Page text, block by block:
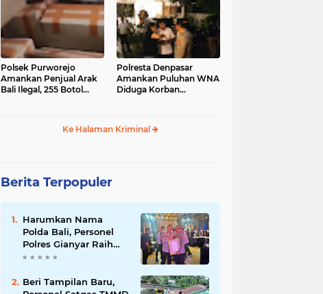
Polsek Purworejo
Amankan Penjual Arak
Bali Ilegal, 255 Botol
Polresta Denpasar
Amankan Puluhan WNA
Diduga Korban
Ke Halaman Kriminal
Berita Terpopuler
Harumkan Nama
Polda Bali, Personel
Polres Gianyar Raih
Penghargaan
Beri Tampilan Baru,